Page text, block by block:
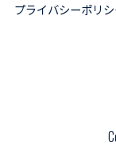
プライバシーポリ